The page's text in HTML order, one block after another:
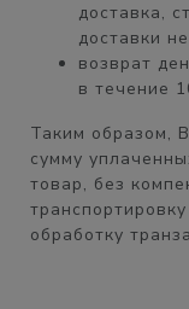
доставка,
доставки
возврат
в течение
Таким образом,
сумму
товар, без
обработку